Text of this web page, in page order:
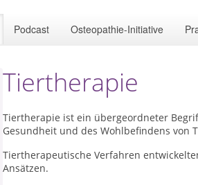
Podcast Osteopathie-Initiative
Tiertherapie
Tiertherapie ist ein übergeordneter
Gesundheit und des Wohlbefindens von
Tiertherapeutische Verfahren
Ansätzen.